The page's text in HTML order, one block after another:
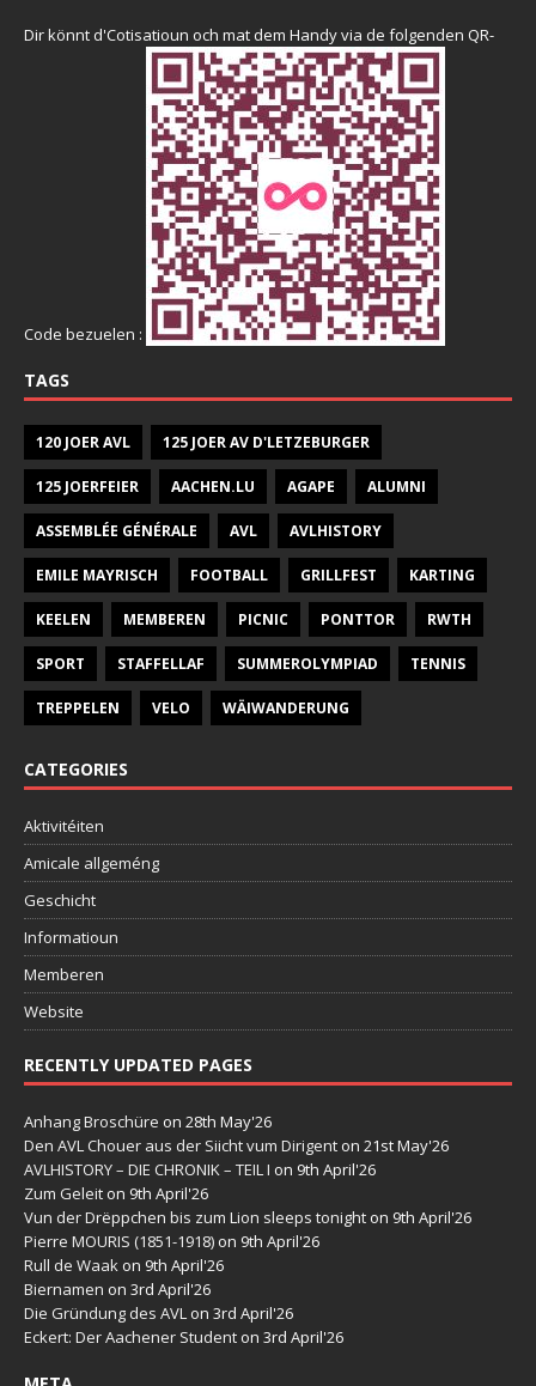
Dir könnt d'Cotisatioun och mat dem Handy via de folgenden QR-
Code bezuelen :
TAGS
120 JOER AVL 125 JOER AV D'LETZEBURGER
125 JOERFEIER AACHEN.LU AGAPE ALUMNI
ASSEMBLÉE GÉNÉRALE AVL AVLHISTORY
EMILE MAYRISCH FOOTBALL GRILLFEST KARTING
KEELEN MEMBEREN PICNIC PONTTOR RWTH
SPORT STAFFELLAF SUMMEROLYMPIAD TENNIS
TREPPELEN VELO WÄIWANDERUNG
CATEGORIES
Aktivitéiten
Amicale allgeméng
Geschicht
Informatioun
Memberen
Website
RECENTLY UPDATED PAGES
Anhang Broschüre on 28th May'26
Den AVL Chouer aus der Siicht vum Dirigent on 21st May'26
AVLHISTORY – DIE CHRONIK – TEIL I on 9th April'26
Zum Geleit on 9th April'26
Vun der Drëppchen bis zum Lion sleeps tonight on 9th April'26
Pierre MOURIS (1851-1918) on 9th April'26
Rull de Waak on 9th April'26
Biernamen on 3rd April'26
Die Gründung des AVL on 3rd April'26
Eckert: Der Aachener Student on 3rd April'26